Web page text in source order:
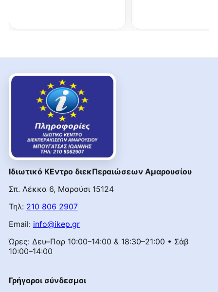
Ιδιωτικό ΚΕντρο διεκΠεραιώσεων Αμαρουσίου
Σπ. Λέκκα 6, Μαρούσι 15124
Τηλ: 210 806 2907
Email: info@ikep.gr
Ώρες: Δευ–Παρ 10:00–14:00 & 18:30–21:00 • Σάβ
10:00–14:00
Γρήγοροι σύνδεσμοι